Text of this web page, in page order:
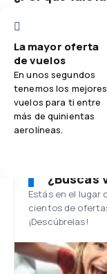
La mayor oferta
de vuelos
En unos segundos
tenemos los mejores
vuelos para ti entre
más de quinientas
aerolíneas.
¿Buscas
Estás en el lugar
cientos de
¡Descúbrelas!